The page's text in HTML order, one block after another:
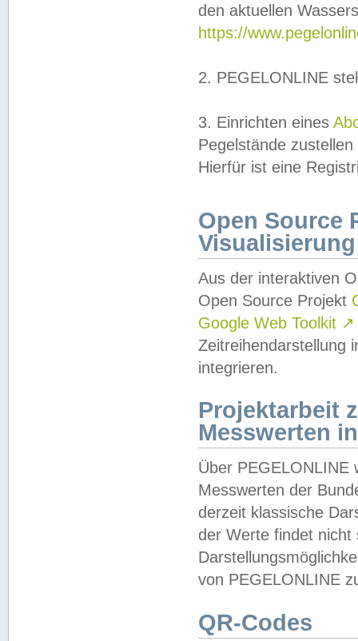
den aktuellen
https://
2. PEGELONLINE
3. Einrichten eines
Pegelstände
Hierfür ist eine
Open Source
Visualisierung
Aus der interaktiven
Open Source Projekt
Google Web Toolkit ↗
Zeitreihendarstellung
integrieren.
Projektarbeit
Messwerten
Über PEGELONLINE
Messwerten der
derzeit klassische
der Werte findet
von PEGELONLINE
QR-Codes